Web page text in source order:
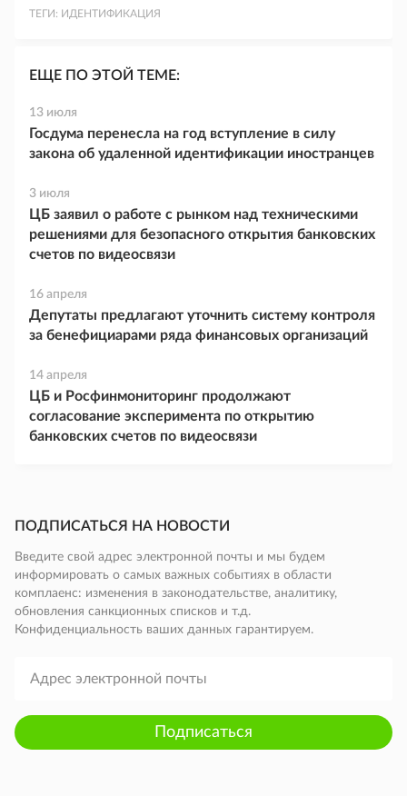
ТЕГИ: ИДЕНТИФИКАЦИЯ
ЕЩЕ ПО ЭТОЙ ТЕМЕ:
13 июля
Госдума перенесла на год вступление в силу
закона об удаленной идентификации иностранцев
3 июля
ЦБ заявил о работе с рынком над техническими
решениями для безопасного открытия банковских
счетов по видеосвязи
16 апреля
Депутаты предлагают уточнить систему контроля
за бенефициарами ряда финансовых организаций
14 апреля
ЦБ и Росфинмониторинг продолжают
согласование эксперимента по открытию
банковских счетов по видеосвязи
ПОДПИСАТЬСЯ НА НОВОСТИ
Введите свой адрес электронной почты и мы будем
информировать о самых важных событиях в области
комплаенс: изменения в законодательстве, аналитику,
обновления санкционных списков и т.д.
Конфиденциальность ваших данных гарантируем.
Подписаться